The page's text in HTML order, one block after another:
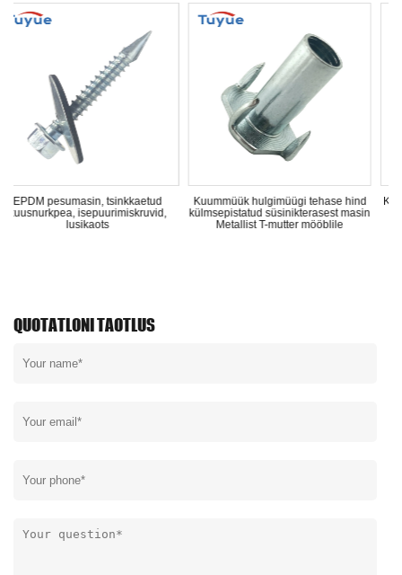
tsinkkaetud
Kuummüük hulgimüügi tehase hind
külmsepistatud süsinikterasest masin
Metallist T-mutter mööblile
Kipsplaadist
pistik krohvitud
QUOTATLONI TAOTLUS